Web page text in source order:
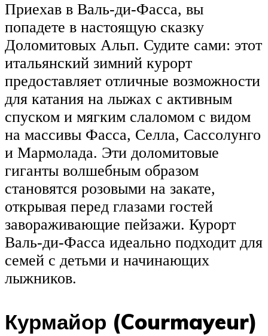
Приехав в Валь-ди-Фасса, вы
попадете в настоящую сказку
Доломитовых Альп. Судите сами: этот
итальянский зимний курорт
предоставляет отличные возможности
для катания на лыжах с активным
спуском и мягким слаломом с видом
на массивы Фасса, Селла, Сассолунго
и Мармолада. Эти доломитовые
гиганты волшебным образом
становятся розовыми на закате,
открывая перед глазами гостей
завораживающие пейзажи. Курорт
Валь-ди-Фасса идеально подходит для
семей с детьми и начинающих
лыжников.
Курмайор (Courmayeur)